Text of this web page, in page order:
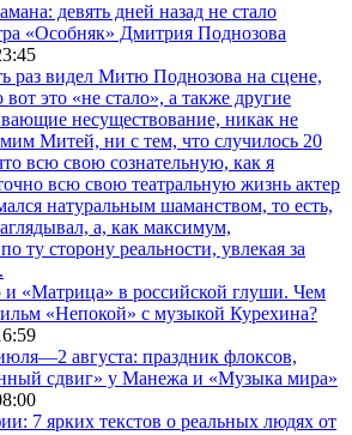
девять дней назад не стало
«Особняк» Дмитрия Поднозова
раз видел Митю Поднозова на сцене,
вот это «не стало», а также другие
несуществование, никак не
Митей, ни с тем, что случилось 20
всю свою сознательную, как я
всю свою театральную жизнь актер
натуральным шаманством, то есть,
а, как максимум,
ту сторону реальности, увлекая за
и «Матрица» в российской глуши. Чем
«Непокой» с музыкой Курехина?
августа: праздник флоксов,
сдвиг» у Манежа и «Музыка мира»
7 ярких текстов о реальных людях от